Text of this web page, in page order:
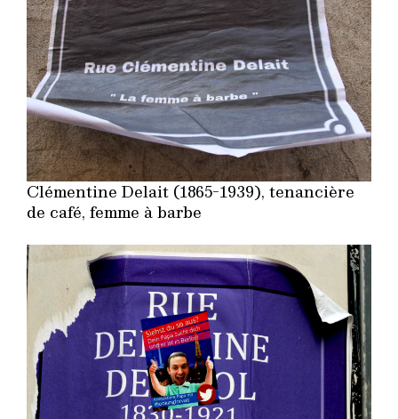
Clémentine Delait (1865-1939), tenancière
de café, femme à barbe